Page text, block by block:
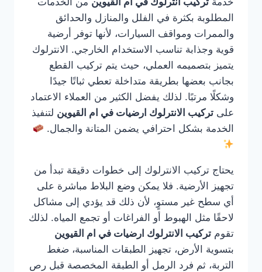
المطلوبة بكثرة في الفلل والمنازل والحدائق
والممرات ومواقف السيارات، لأنها توفر أرضية
قوية وجذابة تناسب الاستخدام الخارجي. الانترلوك
يتميز بتصميمه العملي، حيث يتم تركيب القطع
بجانب بعضها بطريقة متداخلة تعطي ثباتًا جيدًا
وشكلًا مرتبًا. لذلك يفضل الكثير من العملاء الاعتماد
على تركيب الانترلوك ارضيات في ام القيوين لتنفيذ
الخدمة بشكل احترافي يضمن المتانة والجمال.
يحتاج تركيب الانترلوك إلى خطوات دقيقة تبدأ من
تجهيز الأرضية. فلا يمكن وضع البلاط مباشرة على
أي سطح غير مستوٍ، لأن ذلك قد يؤدي إلى مشاكل
لاحقًا مثل الهبوط أو الفراغات أو تجمع المياه. لذلك
تقوم تركيب الانترلوك ارضيات في ام القيوين
بتسوية الأرض، تجهيز الطبقات المناسبة، ضغط
التربة، ثم فرد الرمل أو الطبقة المخصصة قبل رص